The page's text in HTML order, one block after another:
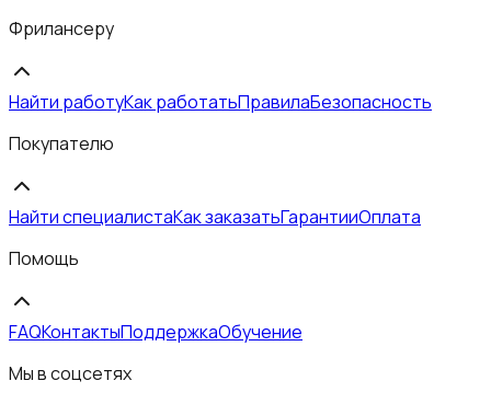
Фрилансеру
Найти работуКак работатьПравилаБезопасность
Покупателю
Найти специалистаКак заказатьГарантииОплата
Помощь
FAQКонтактыПоддержкаОбучение
Мы в соцсетях